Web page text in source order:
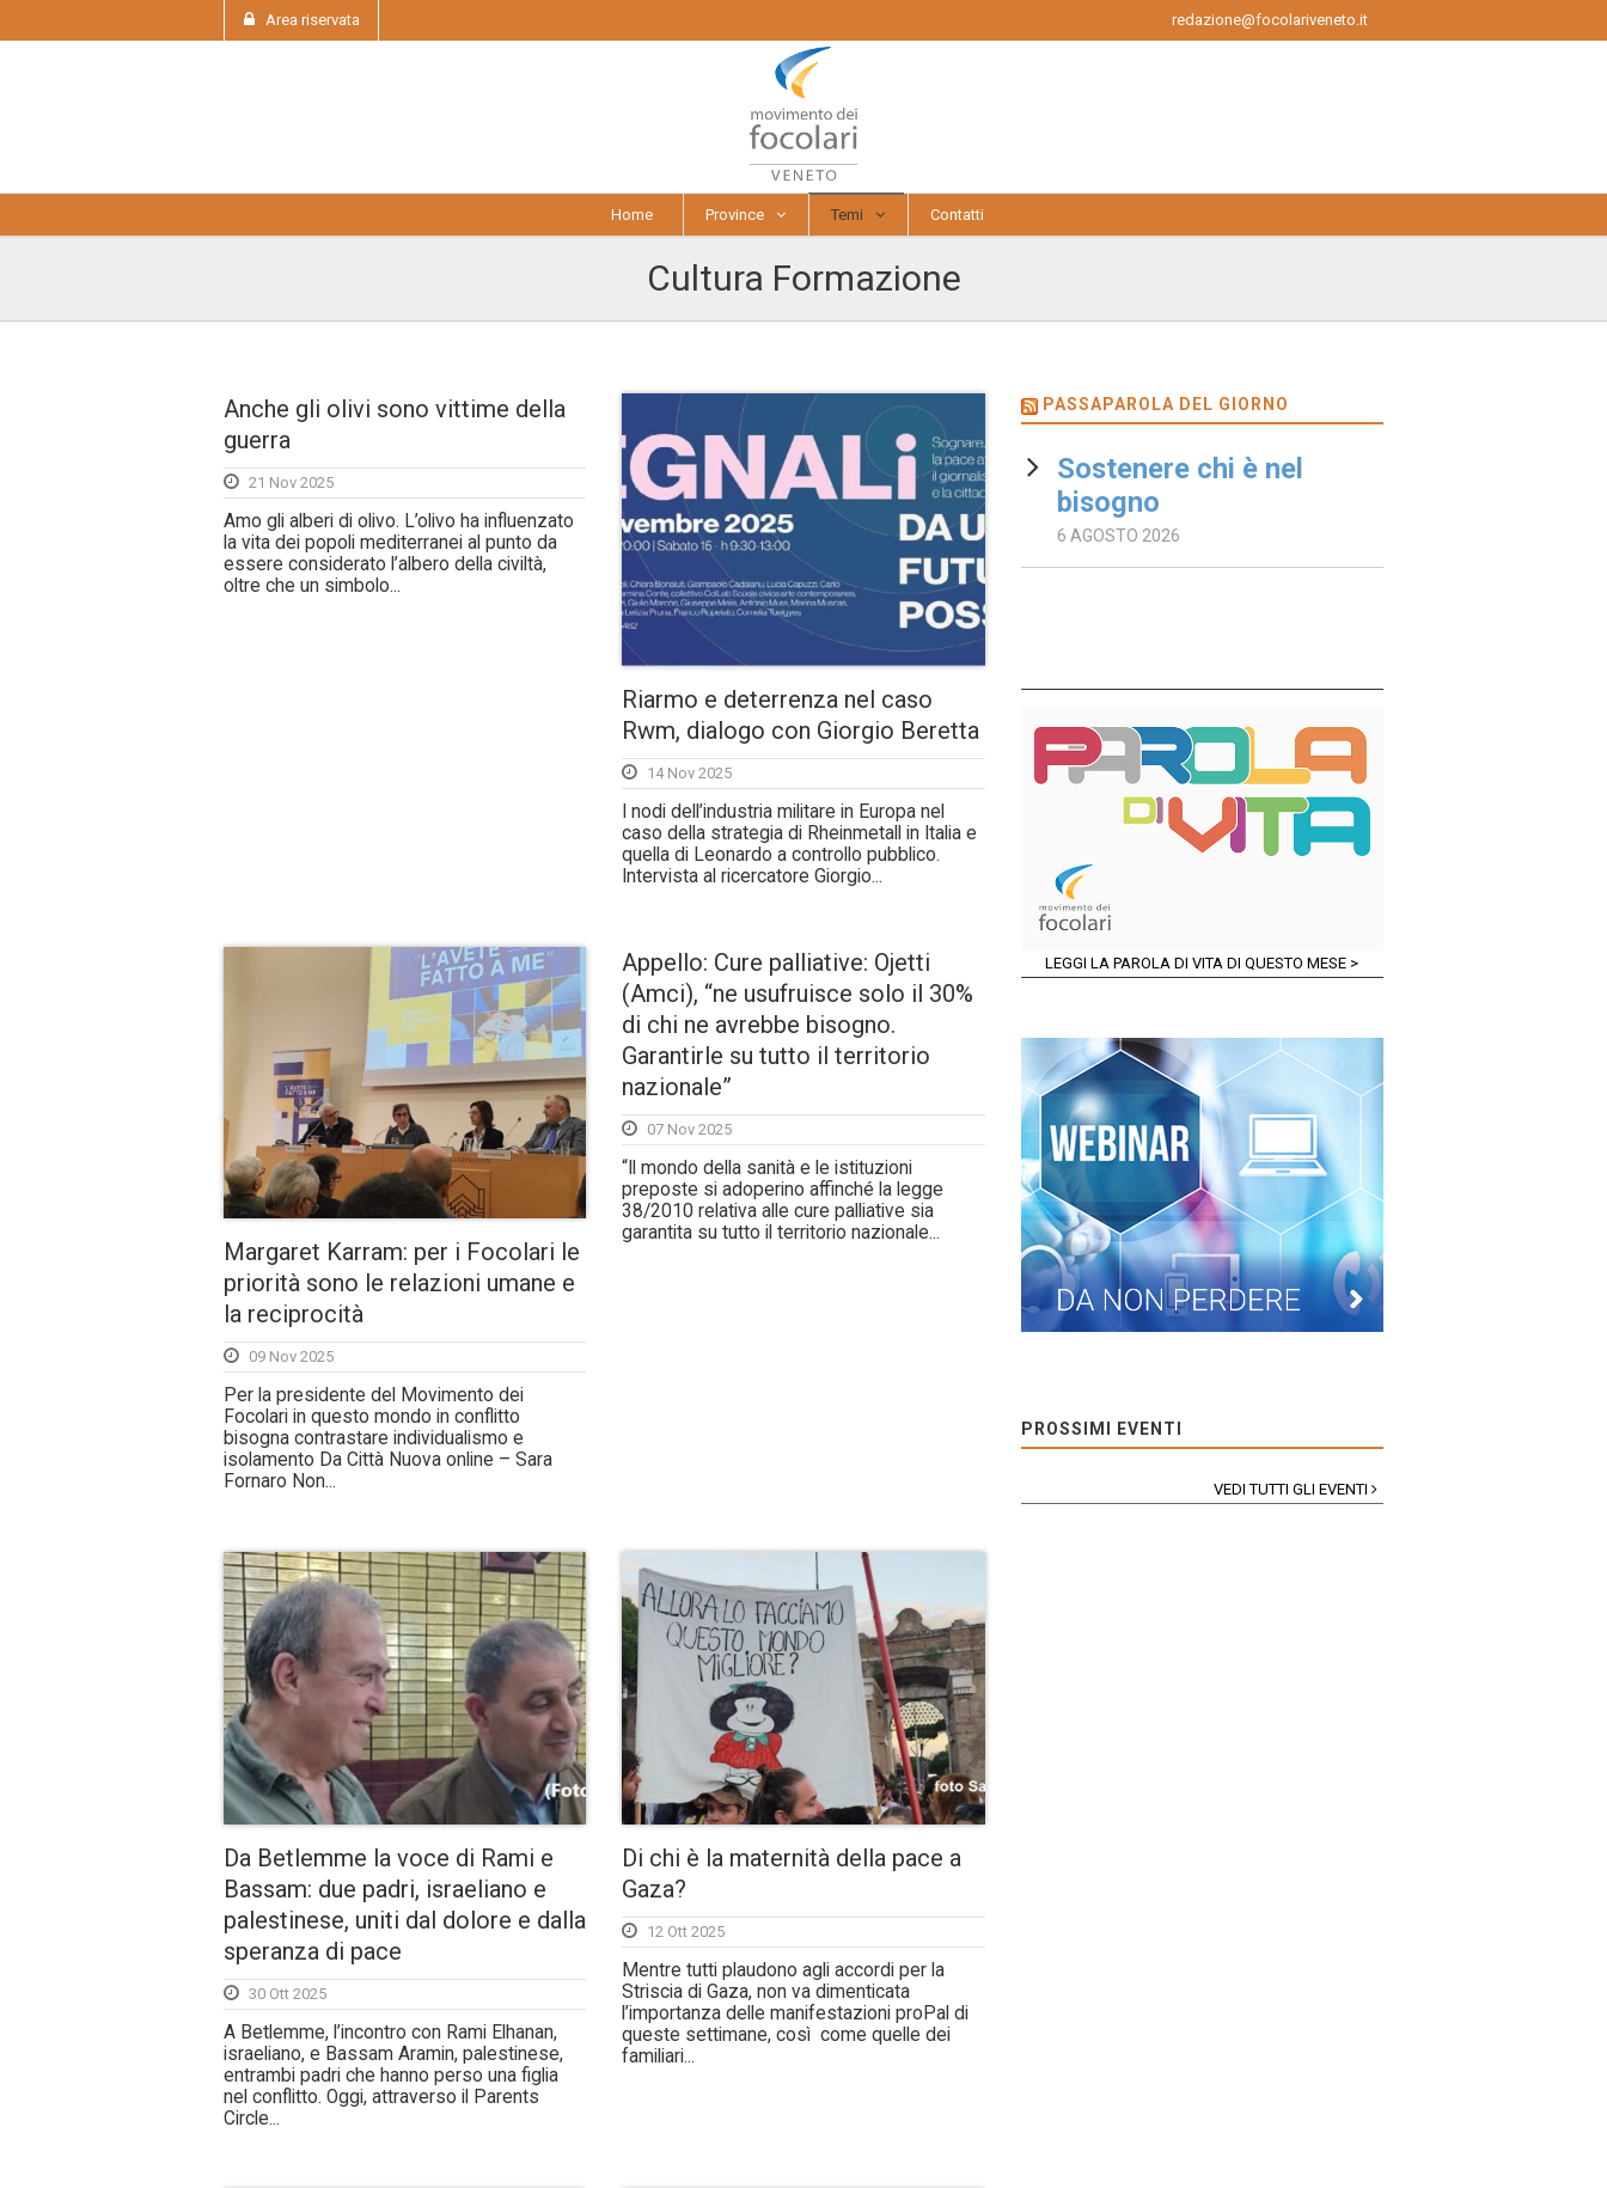
Area riservata redazione@focolariveneto.it
Home Province Temi Contatti
Cultura Formazione
Anche gli olivi sono vittime della
guerra
21 Nov 2025
Amo gli alberi di olivo. L’olivo ha influenzato
la vita dei popoli mediterranei al punto da
essere considerato l’albero della civiltà,
oltre che un simbolo...
Riarmo e deterrenza nel caso
Rwm, dialogo con Giorgio Beretta
14 Nov 2025
I nodi dell’industria militare in Europa nel
caso della strategia di Rheinmetall in Italia e
quella di Leonardo a controllo pubblico.
Intervista al ricercatore Giorgio...
Margaret Karram: per i Focolari le
priorità sono le relazioni umane e
la reciprocità
09 Nov 2025
Per la presidente del Movimento dei
Focolari in questo mondo in conflitto
bisogna contrastare individualismo e
isolamento Da Città Nuova online – Sara
Fornaro Non...
Appello: Cure palliative: Ojetti
(Amci), “ne usufruisce solo il 30%
di chi ne avrebbe bisogno.
Garantirle su tutto il territorio
nazionale”
07 Nov 2025
“Il mondo della sanità e le istituzioni
preposte si adoperino affinché la legge
38/2010 relativa alle cure palliative sia
garantita su tutto il territorio nazionale...
Da Betlemme la voce di Rami e
Bassam: due padri, israeliano e
palestinese, uniti dal dolore e dalla
speranza di pace
30 Ott 2025
A Betlemme, l’incontro con Rami Elhanan,
israeliano, e Bassam Aramin, palestinese,
entrambi padri che hanno perso una figlia
nel conflitto. Oggi, attraverso il Parents
Circle...
Di chi è la maternità della pace a
Gaza?
12 Ott 2025
Mentre tutti plaudono agli accordi per la
Striscia di Gaza, non va dimenticata
l’importanza delle manifestazioni proPal di
queste settimane, così come quelle dei
familiari...
PASSAPAROLA DEL GIORNO
Sostenere chi è nel
bisogno
6 AGOSTO 2026
LEGGI LA PAROLA DI VITA DI QUESTO MESE >
PROSSIMI EVENTI
VEDI TUTTI GLI EVENTI